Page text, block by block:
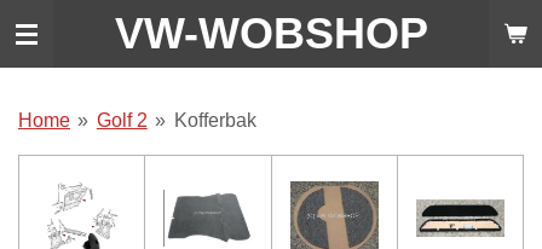
Ga
de
VW-WOBSHOP
Home » Golf 2 » Kofferbak